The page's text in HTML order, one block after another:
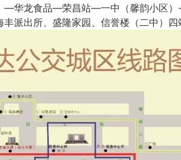
华龙食品—荣昌站—一中（馨韵小区
派出所、盛隆家园、信誉楼（二中）